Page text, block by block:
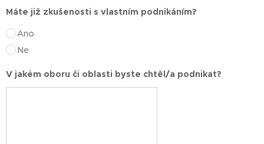
Máte již zkušenosti s vlastním podnikáním?
Ano
Ne
V jakém oboru či oblasti byste chtěl/a podnikat?